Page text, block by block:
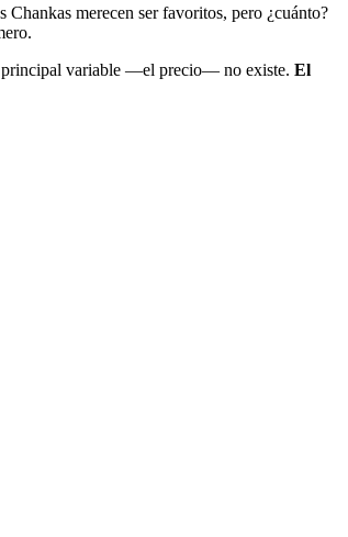
merecen ser favoritos, pero ¿cuánto?
principal variable —el precio— no existe. El